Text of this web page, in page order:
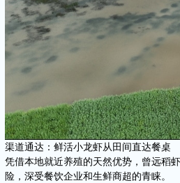
渠道通达：鲜活小龙虾从田间直达餐桌
凭借本地就近养殖的天然优势，曾远稻
险，深受餐饮企业和生鲜商超的青睐。